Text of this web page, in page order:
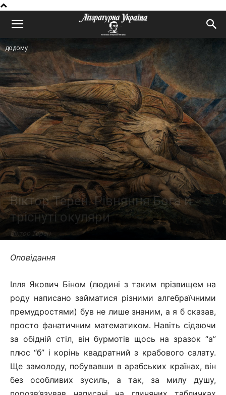
додому
Віктор Терен. Рівняння Бога й
тріснуті окуляри
Віктор Терен
Оповідання
Ілля Якович Біном (людині з таким прізвищем на
роду написано займатися різними алгебраїчними
премудростями) був не лише знаним, а я б сказав,
просто фанатичним математиком. Навіть сідаючи
за обідній стіл, він бурмотів щось на зразок “а”
плюс “б” і корінь квадратний з крабового салату.
Ще замолоду, побувавши в арабських країнах, він
без особливих зусиль, а так, за милу душу,